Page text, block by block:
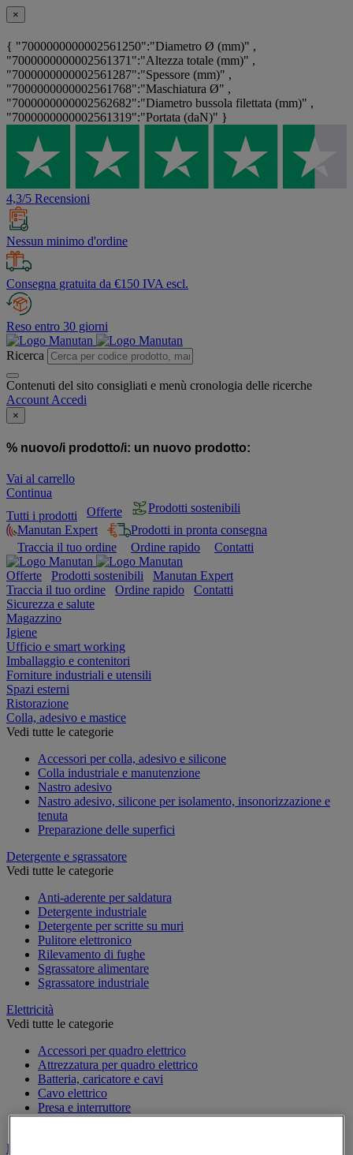
×
{ "7000000000002561250":"Diametro Ø (mm)" ,
"7000000000002561371":"Altezza totale (mm)" ,
"7000000000002561287":"Spessore (mm)" ,
"7000000000002561768":"Maschiatura Ø" ,
"7000000000002562682":"Diametro bussola filettata (mm)" ,
"7000000000002561319":"Portata (daN)" }
4,3/5 Recensioni
Nessun minimo d'ordine
Consegna gratuita da €150 IVA escl.
Reso entro 30 giorni
Ricerca
Contenuti del sito consigliati e menù cronologia delle ricerche
Account Accedi
×
% nuovo/i prodotto/i: un nuovo prodotto:
Vai al carrello
Continua
Tutti i prodotti
Offerte
Prodotti sostenibili
Manutan Expert
Prodotti in pronta consegna
Traccia il tuo ordine
Ordine rapido Contatti
Offerte Prodotti sostenibili
Manutan Expert
Traccia il tuo ordine
Ordine rapido
Contatti
Sicurezza e salute
Magazzino
Igiene
Ufficio e smart working
Imballaggio e contenitori
Forniture industriali e utensili
Spazi esterni
Ristorazione
Colla, adesivo e mastice
Vedi tutte le categorie
Accessori per colla, adesivo e silicone
Colla industriale e manutenzione
Nastro adesivo
Nastro adesivo, silicone per isolamento, insonorizzazione e
tenuta
Preparazione delle superfici
Detergente e sgrassatore
Vedi tutte le categorie
Anti-aderente per saldatura
Detergente industriale
Detergente per scritte su muri
Pulitore elettronico
Rilevamento di fughe
Sgrassatore alimentare
Sgrassatore industriale
Elettricità
Vedi tutte le categorie
Accessori per quadro elettrico
Attrezzatura per quadro elettrico
Batteria, caricatore e cavi
Cavo elettrico
Presa e interruttore
Prolunga, prese multiple e avvolgitore
Illuminazione